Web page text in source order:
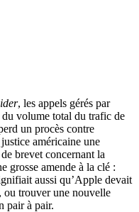
, les appels gérés par
volume total du trafic de
un procès contre
américaine une
brevet concernant la
grosse amende à la clé :
aussi qu’Apple devait
ou trouver une nouvelle
pair à pair.